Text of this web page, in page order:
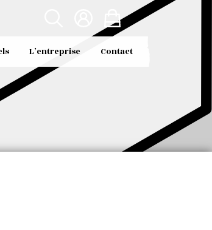
L’entreprise Contact